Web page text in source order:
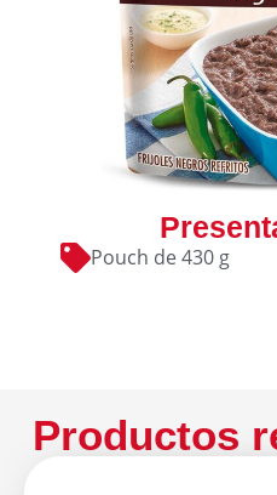
Pouch de 430 g
Productos